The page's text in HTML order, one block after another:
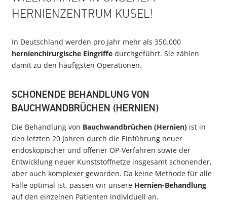
HERNIENZENTRUM KUSEL!
In Deutschland werden pro Jahr mehr als 350.000
hernienchirurgische Eingriffe durchgeführt. Sie zählen
damit zu den häufigsten Operationen.
SCHONENDE BEHANDLUNG VON
BAUCHWANDBRÜCHEN (HERNIEN)
Die Behandlung von Bauchwandbrüchen (Hernien) ist in
den letzten 20 Jahren durch die Einführung neuer
endoskopischer und offener OP-Verfahren sowie der
Entwicklung neuer Kunststoffnetze insgesamt schonender,
aber auch komplexer geworden. Da keine Methode für alle
Fälle optimal ist, passen wir unsere Hernien-Behandlung
auf den einzelnen Patienten individuell an.